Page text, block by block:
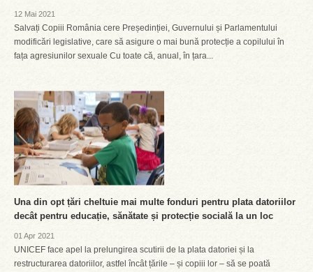
12 Mai 2021
Salvați Copiii România cere Președinției, Guvernului și Parlamentului
modificări legislative, care să asigure o mai bună protecție a copilului în
fața agresiunilor sexuale Cu toate că, anual, în țara...
Una din opt țări cheltuie mai multe fonduri pentru plata datoriilor
decât pentru educație, sănătate și protecție socială la un loc
01 Apr 2021
UNICEF face apel la prelungirea scutirii de la plata datoriei și la
restructurarea datoriilor, astfel încât țările – și copiii lor – să se poată